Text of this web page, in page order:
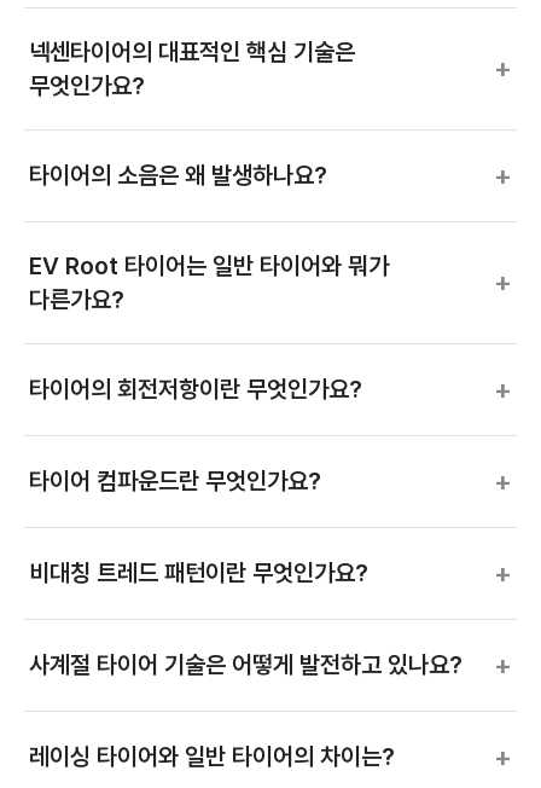
넥센타이어의 대표적인 핵심 기술은
무엇인가요?
+
타이어의 소음은 왜 발생하나요? +
EV Root 타이어는 일반 타이어와 뭐가
다른가요?
+
타이어의 회전저항이란 무엇인가요? +
타이어 컴파운드란 무엇인가요? +
비대칭 트레드 패턴이란 무엇인가요? +
사계절 타이어 기술은 어떻게 발전하고 있나요? +
레이싱 타이어와 일반 타이어의 차이는? +